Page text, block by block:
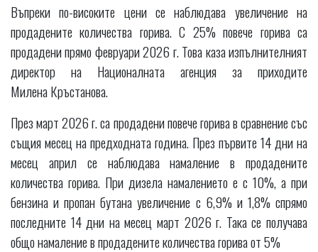
Въпреки по-високите цени се наблюдава увеличение на
продадените количества горива. С 25% повече горива са
продадени прямо февруари 2026 г. Това каза изпълнителният
директор на Националната агенция за приходите
Милена Кръстанова.
През март 2026 г. са продадени повече горива в сравнение със
същия месец на предходната година. През първите 14 дни на
месец април се наблюдава намаление в продадените
количества горива. При дизела намалението е с 10%, а при
бензина и пропан бутана увеличение с 6,9% и 1,8% спрямо
последните 14 дни на месец март 2026 г. Така се получава
общо намаление в продадените количества горива от 5%